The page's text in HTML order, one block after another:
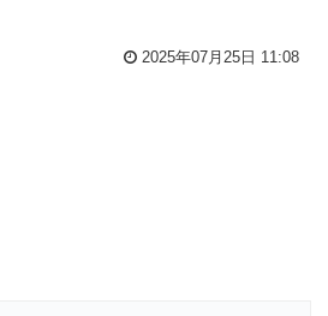
2025年07月25日 11:08